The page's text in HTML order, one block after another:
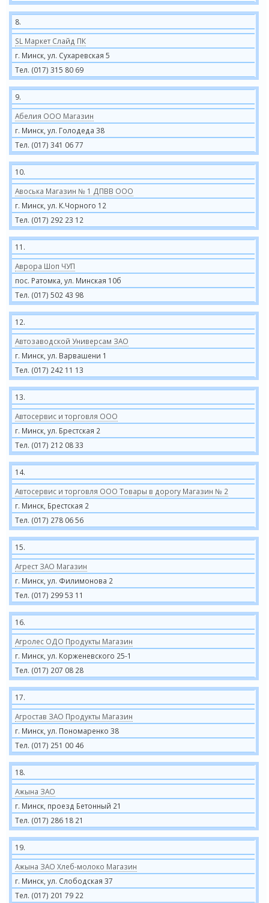
8.
SL Маркет Слайд ПК
г. Минск, ул. Сухаревская 5
Тел. (017) 315 80 69
9.
Абелия ООО Магазин
г. Минск, ул. Голодеда 38
Тел. (017) 341 06 77
10.
Авоська Магазин № 1 ДПВВ ООО
г. Минск, ул. К.Чорного 12
Тел. (017) 292 23 12
11.
Аврора Шоп ЧУП
пос. Ратомка, ул. Минская 10б
Тел. (017) 502 43 98
12.
Автозаводской Универсам ЗАО
г. Минск, ул. Варвашени 1
Тел. (017) 242 11 13
13.
Автосервис и торговля ООО
г. Минск, ул. Брестская 2
Тел. (017) 212 08 33
14.
Автосервис и торговля ООО Товары в дорогу Магазин № 2
г. Минск, Брестская 2
Тел. (017) 278 06 56
15.
Агрест ЗАО Магазин
г. Минск, ул. Филимонова 2
Тел. (017) 299 53 11
16.
Агролес ОДО Продукты Магазин
г. Минск, ул. Корженевского 25-1
Тел. (017) 207 08 28
17.
Агростав ЗАО Продукты Магазин
г. Минск, ул. Пономаренко 38
Тел. (017) 251 00 46
18.
Ажына ЗАО
г. Минск, проезд Бетонный 21
Тел. (017) 286 18 21
19.
Ажына ЗАО Хлеб-молоко Магазин
г. Минск, ул. Слободская 37
Тел. (017) 201 79 22